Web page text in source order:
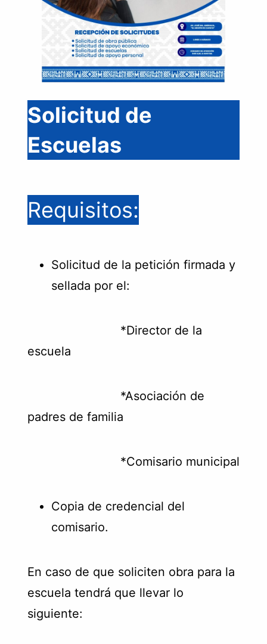
Solicitud de
Escuelas
Requisitos:
Solicitud de la petición firmada y
sellada por el:
*Director de la
escuela
*Asociación de
padres de familia
*Comisario municipal
Copia de credencial del
comisario.
En caso de que soliciten obra para la
escuela tendrá que llevar lo
siguiente: